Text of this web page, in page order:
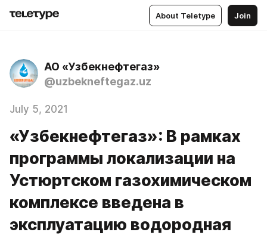
About Teletype Join
АО «Узбекнефтегаз»
@uzbekneftegaz.uz
July 5, 2021
«Узбекнефтегаз»: В рамках
программы локализации на
Устюртском газохимическом
комплексе введена в
эксплуатацию водородная